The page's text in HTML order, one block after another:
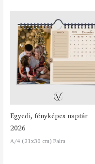
Egyedi, fényképes naptár
2026
A/4 (21x30 cm) Falra